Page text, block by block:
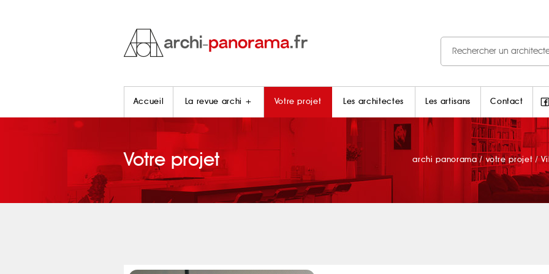
Accueil La revue archi + Votre projet Les architectes Les artisans Contact
Votre projet archi panorama / votre projet /